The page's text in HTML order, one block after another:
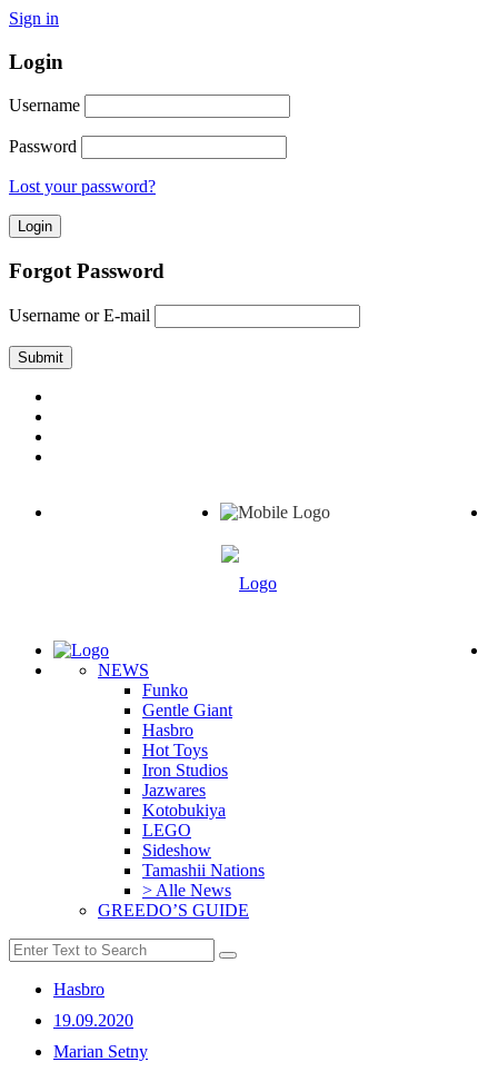
Sign in
Login
Username
Password
Lost your password?
Forgot Password
Username or E-mail
NEWS
Funko
Gentle Giant
Hasbro
Hot Toys
Iron Studios
Jazwares
Kotobukiya
LEGO
Sideshow
Tamashii Nations
> Alle News
GREEDO’S GUIDE
Hasbro
19.09.2020
Marian Setny